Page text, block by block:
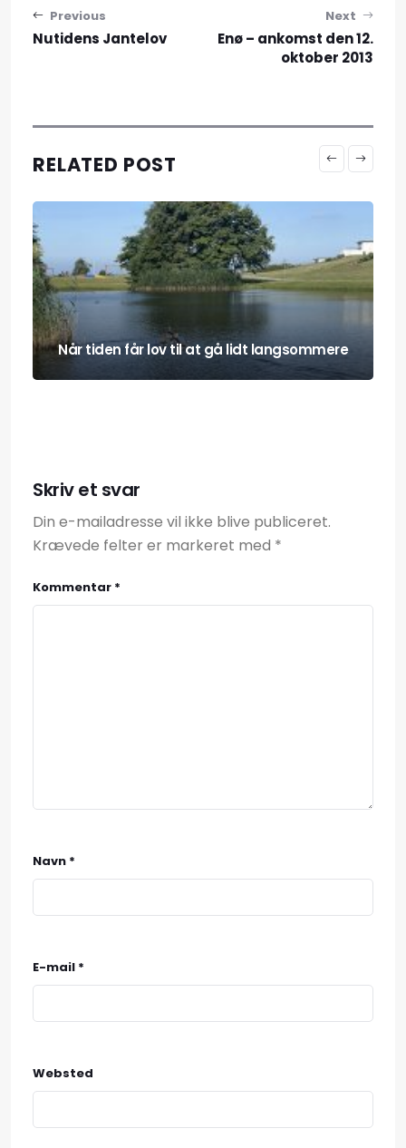
Indlægsnavigation
Previous
Nutidens Jantelov
Next
Enø – ankomst den 12.
oktober 2013
RELATED POST
Når tiden får lov til at gå lidt langsommere
Skriv et svar
Din e-mailadresse vil ikke blive publiceret.
Krævede felter er markeret med *
Kommentar *
Navn *
E-mail *
Websted